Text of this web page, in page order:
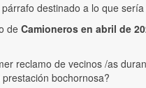
destinado a lo que
de Camioneros en abril de
reclamo de vecinos /as
bochornosa?